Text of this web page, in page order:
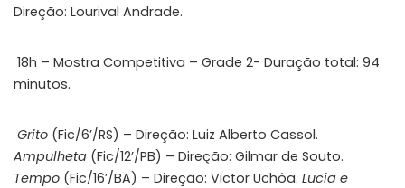
Direção: Lourival Andrade.
18h – Mostra Competitiva – Grade 2- Duração total: 94
minutos.
Grito (Fic/6’/RS) – Direção: Luiz Alberto Cassol.
Ampulheta (Fic/12’/PB) – Direção: Gilmar de Souto.
Tempo (Fic/16’/BA) – Direção: Victor Uchôa. Lucia e